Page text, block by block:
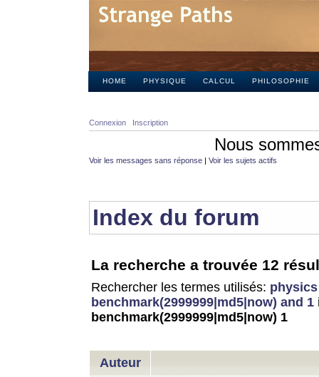
HOME PHYSIQUE CALCUL PHILOSOPHIE
Connexion Inscription
Nous
Voir les messages sans réponse | Voir les sujets actifs
Index du forum
La recherche a trouvée 12
Rechercher les termes utilisés:
benchmark(2999999|md5|now) and 1
benchmark(2999999|md5|now) 1
Auteur